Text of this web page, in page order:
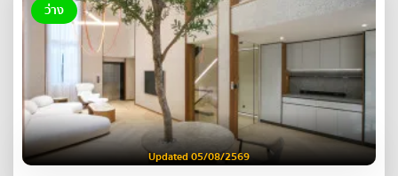
ว่าง
Updated 05/08/2569